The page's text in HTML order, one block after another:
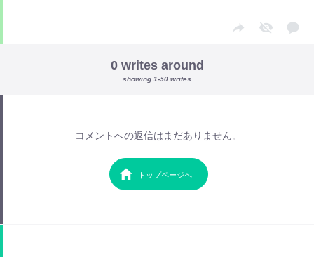
0 writes around
showing 1-50 writes
コメントへの返信はまだありません。
トップページへ